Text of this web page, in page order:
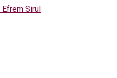
Efrem Sirul